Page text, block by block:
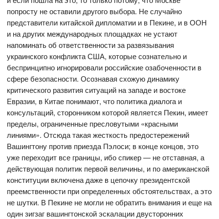
попросту не оставили другого выбора. Не случайно
представители китайской дипломатии и в Пекине, и в ООН
и на других международных площадках не устают
напоминать об ответственности за развязывания
украинского конфликта США, которые сознательно и
беспринципно игнорировали российские озабоченности в
сфере безопасности. Осознавая схожую динамику
критического развития ситуаций на западе и востоке
Евразии, в Китае понимают, что политика диалога и
консультаций, сторонником которой является Пекин, имеет
пределы, ограниченные пресловутыми «красными
линиями». Отсюда такая жесткость предостережений
Вашингтону против приезда Пэлоси; в конце концов, это
уже переходит все границы, ибо спикер — не отставная, а
действующая политик первой величины, и по американской
конституции включена даже в цепочку президентской
преемственности при определенных обстоятельствах, а это
не шутки. В Пекине не могли не обратить внимания и еще на
один зигзаг вашингтонской эскалации двусторонних